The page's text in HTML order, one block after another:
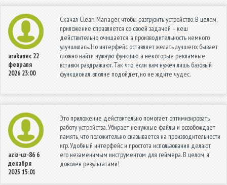
arakanec 22
февраля
2026 23:00
Скачал Clean Manager, чтобы разгрузить устройство. В целом,
приложение справляется со своей задачей – кеш
действительно очищается, а производительность немного
улучшилась. Но интерфейс оставляет желать лучшего: бывает
сложно найти нужную функцию, а некоторые рекламные
вставки раздражают. Так что, если вам нужен лишь базовый
функционал, вполне подойдет, но не ждите чудес.
aziz-uz-86 6
декабря
2025 15:01
Это приложение действительно помогает оптимизировать
работу устройства. Убирает ненужные файлы и освобождает
память, что положительно сказывается на производительности
игр. Удобный интерфейс и простота использования делают
его незаменимым инструментом для геймера. В целом, я
доволен результатами!